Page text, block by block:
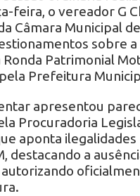
feira, o vereador G
Câmara Municipal
sobre a
Ronda Patrimonial
Prefeitura
apresentou
Procuradoria
aponta
destacando a